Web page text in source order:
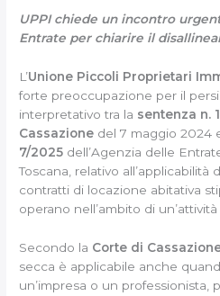
UPPI chiede un incontro
Entrate per chiarire il
L’Unione Piccoli Proprietari
forte preoccupazione per il
interpretativo tra la sentenza n.
Cassazione del 7 maggio 2024
7/2025 dell’Agenzia delle
Toscana, relativo all’applicabilità
contratti di locazione abitativa
operano nell’ambito di
Secondo la Corte di
secca è applicabile anche
un’impresa o un professionista,